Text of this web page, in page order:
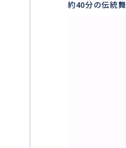
約40分の伝統舞